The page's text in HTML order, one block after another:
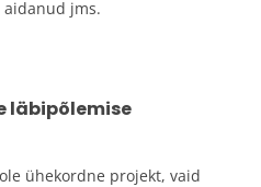
jms.
läbipõlemise
ühekordne projekt, vaid